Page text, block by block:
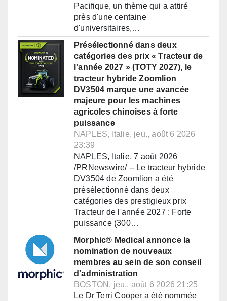
Pacifique, un thème qui a attiré
près d'une centaine
d'universitaires,…
Présélectionné dans deux
catégories des prix « Tracteur de
l'année 2027 » (TOTY 2027), le
tracteur hybride Zoomlion
DV3504 marque une avancée
majeure pour les machines
agricoles chinoises à forte
puissance
NAPLES, Italie, jeu., août 6 2026
23:39
NAPLES, Italie, 7 août 2026
/PRNewswire/ -- Le tracteur hybride
DV3504 de Zoomlion a été
présélectionné dans deux
catégories des prestigieux prix
Tracteur de l'année 2027 : Forte
puissance (300…
Morphic® Medical annonce la
nomination de nouveaux
membres au sein de son conseil
d'administration
BOSTON, jeu., août 6 2026 21:25
Le Dr Terri Cooper a été nommée